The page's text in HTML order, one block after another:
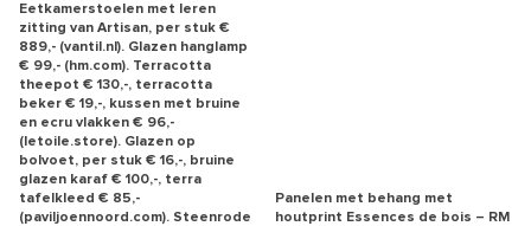
Eetkamerstoelen met leren
zitting van Artisan, per stuk €
889,- (vantil.nl). Glazen hanglamp
€ 99,- (hm.com). Terracotta
theepot € 130,-, terracotta
beker € 19,-, kussen met bruine
en ecru vlakken € 96,-
(letoile.store). Glazen op
bolvoet, per stuk € 16,-, bruine
glazen karaf € 100,-, terra
tafelkleed € 85,-
(paviljoennoord.com). Steenrode
Panelen met behang met
houtprint Essences de bois – RM